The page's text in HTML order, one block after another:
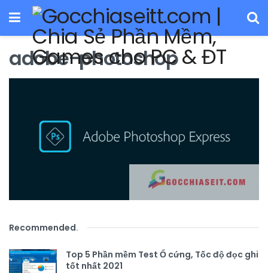
adobe-photoshop
Recommended.
Top 5 Phần mềm Test Ổ cứng, Tốc độ đọc ghi
tốt nhất 2021